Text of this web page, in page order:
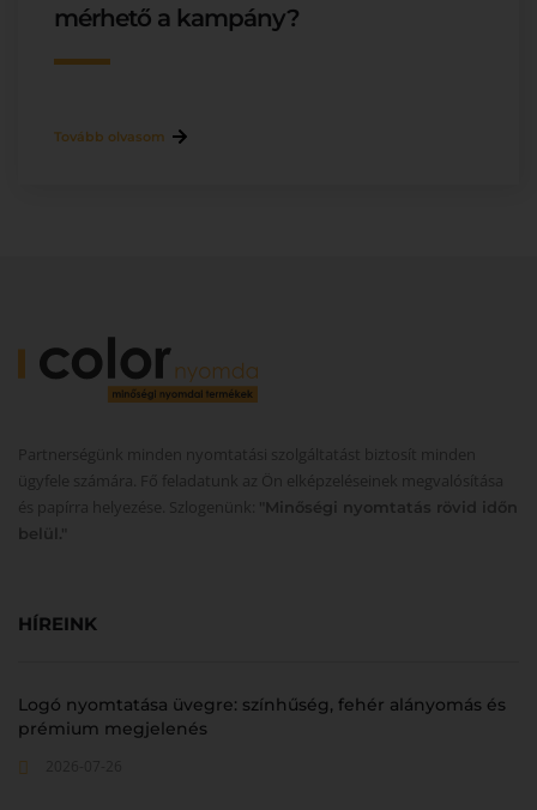
mérhető a kampány?
Tovább olvasom
Partnerségünk minden nyomtatási szolgáltatást biztosít minden
ügyfele számára. Fő feladatunk az Ön elképzeléseinek megvalósítása
és papírra helyezése. Szlogenünk:
"Minőségi nyomtatás rövid időn
belül."
HÍREINK
Logó nyomtatása üvegre: színhűség, fehér alányomás és
prémium megjelenés